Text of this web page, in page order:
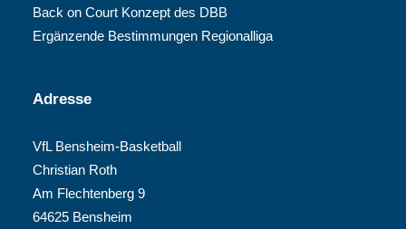
Back on Court Konzept des DBB
Ergänzende Bestimmungen Regionalliga
Adresse
VfL Bensheim-Basketball
Christian Roth
Am Flechtenberg 9
64625 Bensheim